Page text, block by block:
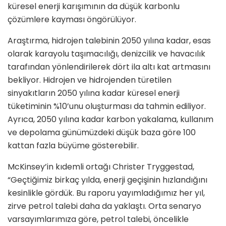
küresel enerji karışımının da düşük karbonlu
çözümlere kayması öngörülüyor.
Araştırma, hidrojen talebinin 2050 yılına kadar, esas
olarak karayolu taşımacılığı, denizcilik ve havacılık
tarafından yönlendirilerek dört ila altı kat artmasını
bekliyor. Hidrojen ve hidrojenden türetilen
sinyakıtların 2050 yılına kadar küresel enerji
tüketiminin %10’unu oluşturması da tahmin ediliyor.
Ayrıca, 2050 yılına kadar karbon yakalama, kullanım
ve depolama günümüzdeki düşük baza göre 100
kattan fazla büyüme gösterebilir.
McKinsey’in kıdemli ortağı Christer Tryggestad,
“Geçtiğimiz birkaç yılda, enerji geçişinin hızlandığını
kesinlikle gördük. Bu raporu yayımladığımız her yıl,
zirve petrol talebi daha da yaklaştı. Orta senaryo
varsayımlarımıza göre, petrol talebi, öncelikle